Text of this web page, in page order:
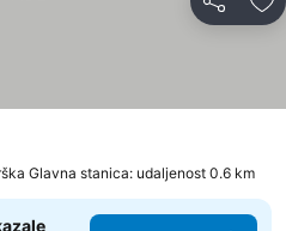
Deli
Glavna stanica: udaljenost 0.6 km